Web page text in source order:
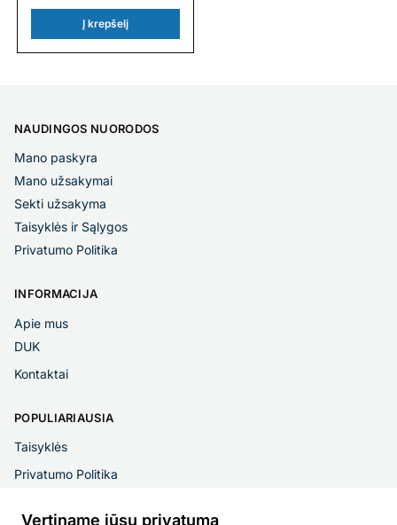
Į krepšelį
NAUDINGOS NUORODOS
Mano paskyra
Mano užsakymai
Sekti užsakyma
Taisyklės ir Sąlygos
Privatumo Politika
INFORMACIJA
Apie mus
DUK
Kontaktai
POPULIARIAUSIA
Taisyklės
Privatumo Politika
Vertiname jūsų privatumą